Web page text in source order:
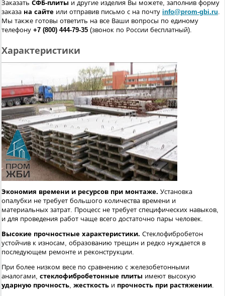
Заказать СФБ-плиты и другие изделия Вы можете, заполнив форму
заказа на сайте или отправив письмо с на почту info@prom-gbi.ru.
Мы также готовы ответить на все Ваши вопросы по единому
телефону +7 (800) 444-79-35 (звонок по России бесплатный).
Характеристики
Экономия времени и ресурсов при монтаже. Установка
опалубки не требует большого количества времени и
материальных затрат. Процесс не требует специфических навыков,
и для проведения работ чаще всего достаточно пары человек.
Высокие прочностные характеристики. Стеклофибробетон
устойчив к износам, образованию трещин и редко нуждается в
последующем ремонте и реконструкции.
При более низком весе по сравнению с железобетонными
аналогами, стеклофибробетонные плиты имеют высокую
ударную прочность, жесткость и прочность при растяжении.